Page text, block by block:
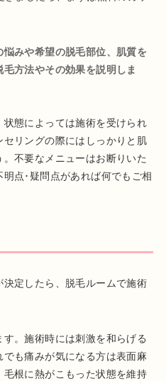
みや希望の脱毛部位、肌質を
方法やその効果を説明しま
態によっては施術を受けられ
リングの際にはしっかりと肌
不要なメニューはお断りいた
点･疑問点があれば何でもご相
定したら、脱毛ルームで施術
。施術時には刺激を和らげる
も痛みが気になる方は表面麻
根に熱がこもった状態を維持